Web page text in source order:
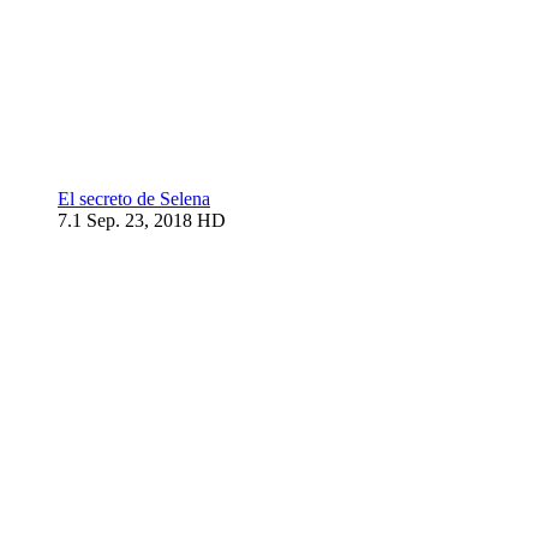
El secreto de Selena
7.1 Sep. 23, 2018 HD